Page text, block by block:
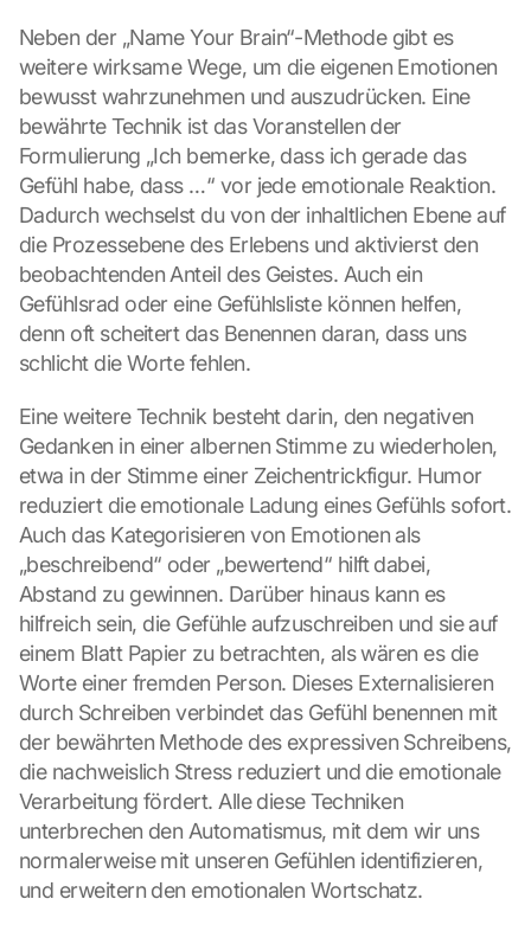
Neben der „Name Your Brain“-Methode gibt es
weitere wirksame Wege, um die eigenen Emotionen
bewusst wahrzunehmen und auszudrücken. Eine
bewährte Technik ist das Voranstellen der
Formulierung „Ich bemerke, dass ich gerade das
Gefühl habe, dass …“ vor jede emotionale Reaktion.
Dadurch wechselst du von der inhaltlichen Ebene auf
die Prozessebene des Erlebens und aktivierst den
beobachtenden Anteil des Geistes. Auch ein
Gefühlsrad oder eine Gefühlsliste können helfen,
denn oft scheitert das Benennen daran, dass uns
schlicht die Worte fehlen.
Eine weitere Technik besteht darin, den negativen
Gedanken in einer albernen Stimme zu wiederholen,
etwa in der Stimme einer Zeichentrickfigur. Humor
reduziert die emotionale Ladung eines Gefühls sofort.
Auch das Kategorisieren von Emotionen als
„beschreibend“ oder „bewertend“ hilft dabei,
Abstand zu gewinnen. Darüber hinaus kann es
hilfreich sein, die Gefühle aufzuschreiben und sie auf
einem Blatt Papier zu betrachten, als wären es die
Worte einer fremden Person. Dieses Externalisieren
durch Schreiben verbindet das Gefühl benennen mit
der bewährten Methode des expressiven Schreibens,
die nachweislich Stress reduziert und die emotionale
Verarbeitung fördert. Alle diese Techniken
unterbrechen den Automatismus, mit dem wir uns
normalerweise mit unseren Gefühlen identifizieren,
und erweitern den emotionalen Wortschatz.